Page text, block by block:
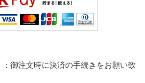
：御注文時に決済の手続きをお願い致